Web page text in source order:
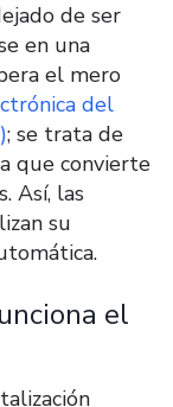
de ser
en una
el mero
del
; se trata de
que convierte
Así, las
su
el